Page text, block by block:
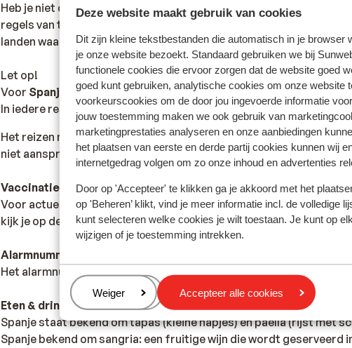
Deze website maakt gebruik van cookies
Dit zijn kleine tekstbestanden die automatisch in je browser
je onze website bezoekt. Standaard gebruiken we bij
functionele cookies die ervoor zorgen dat de website goed
goed kunt gebruiken, analytische cookies om onze website
voorkeurscookies om de door jou ingevoerde informatie
jouw toestemming maken we ook gebruik van
marketingprestaties analyseren en onze aanbiedingen
het plaatsen van eerste en derde partij cookies kunnen wij
internetgedrag volgen om zo onze inhoud en advertenties
Door op 'Accepteer' te klikken ga je akkoord met het
op 'Beheren’ klikt, vind je meer informatie incl. de volledige
kunt selecteren welke cookies je wilt toestaan. Je kunt op
wijzigen of je toestemming intrekken.
Beheren
Weiger Accepteer alle cookies
Heb je niet de Nederlandse nationaliteit, dan is het belangrijk om
regels van toepassing zijn. Dit vraag je na bij de ambassade van
landen waar je doorheen reist.
Let op!
Voor Spanje
geldt:
In iedere reservering dient er minimaal 1 persoon 18 jaar of ouder
Het reizen met de juiste documenten is jouw eigen
niet aansprakelijk worden gesteld.
Vaccinatie:
Voor actuele informatie betreffende vaccinaties en andere
kijk je op de site van LCR: https://www.lcr.nl/.
Alarmnummer:
Het alarmnummer in Spanje voor de politie, ambulance en brandweer
Eten & drinken:
Spanje staat bekend om tapas (kleine hapjes) en paella (rijst met
Spanje bekend om sangria: een fruitige wijn die wordt geserveerd